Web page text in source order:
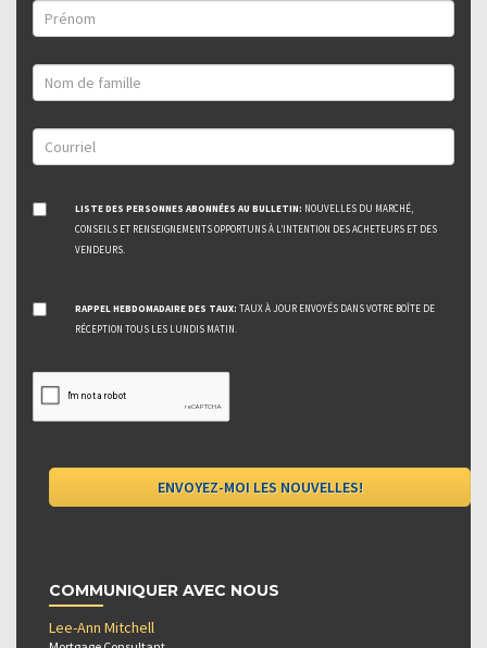
LISTE DES PERSONNES ABONNÉES AU BULLETIN: NOUVELLES DU MARCHÉ,
CONSEILS ET RENSEIGNEMENTS OPPORTUNS À L’INTENTION DES ACHETEURS ET DES
VENDEURS.
RAPPEL HEBDOMADAIRE DES TAUX: TAUX À JOUR ENVOYÉS DANS VOTRE BOÎTE DE
RÉCEPTION TOUS LES LUNDIS MATIN.
COMMUNIQUER AVEC NOUS
Lee-Ann Mitchell